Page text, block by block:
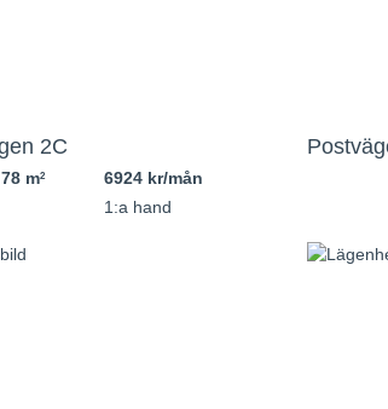
2C
78 m2
6924 kr/mån
1:a hand